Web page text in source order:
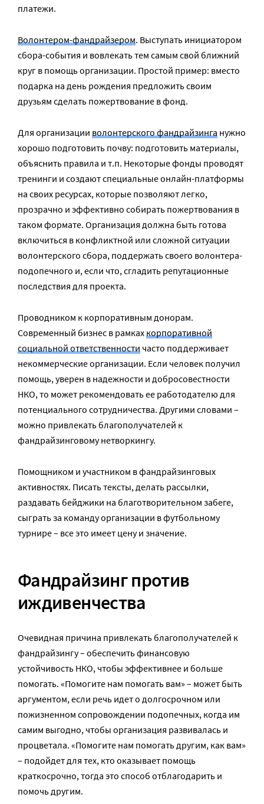
платежи.
Волонтером-фандрайзером. Выступать инициатором
сбора-события и вовлекать тем самым свой ближний
круг в помощь организации. Простой пример: вместо
подарка на день рождения предложить своим
друзьям сделать пожертвование в фонд.
Для организации волонтерского фандрайзинга нужно
хорошо подготовить почву: подготовить материалы,
объяснить правила и т.п. Некоторые фонды проводят
тренинги и создают специальные онлайн-платформы
на своих ресурсах, которые позволяют легко,
прозрачно и эффективно собирать пожертвования в
таком формате. Организация должна быть готова
включиться в конфликтной или сложной ситуации
волонтерского сбора, поддержать своего волонтера-
подопечного и, если что, сгладить репутационные
последствия для проекта.
Проводником к корпоративным донорам.
Современный бизнес в рамкахкорпоративной
социальной ответственности часто поддерживает
некоммерческие организации. Если человек получил
помощь, уверен в надежности и добросовестности
НКО, то может рекомендовать ее работодателю для
потенциального сотрудничества. Другими словами –
можно привлекать благополучателей к
фандрайзинговому нетворкингу.
Помощником и участником в фандрайзинговых
активностях. Писать тексты, делать рассылки,
раздавать бейджики на благотворительном забеге,
сыграть за команду организации в футбольному
турнире – все это имеет цену и значение.
Фандрайзинг против
иждивенчества
Очевидная причина привлекать благополучателей к
фандрайзингу – обеспечить финансовую
устойчивость НКО, чтобы эффективнее и больше
помогать. «Помогите нам помогать вам» – может быть
аргументом, если речь идет о долгосрочном или
пожизненном сопровождении подопечных, когда им
самим выгодно, чтобы организация развивалась и
процветала. «Помогите нам помогать другим, как вам»
– подойдет для тех, кто оказывает помощь
краткосрочно, тогда это способ отблагодарить и
помочь другим.